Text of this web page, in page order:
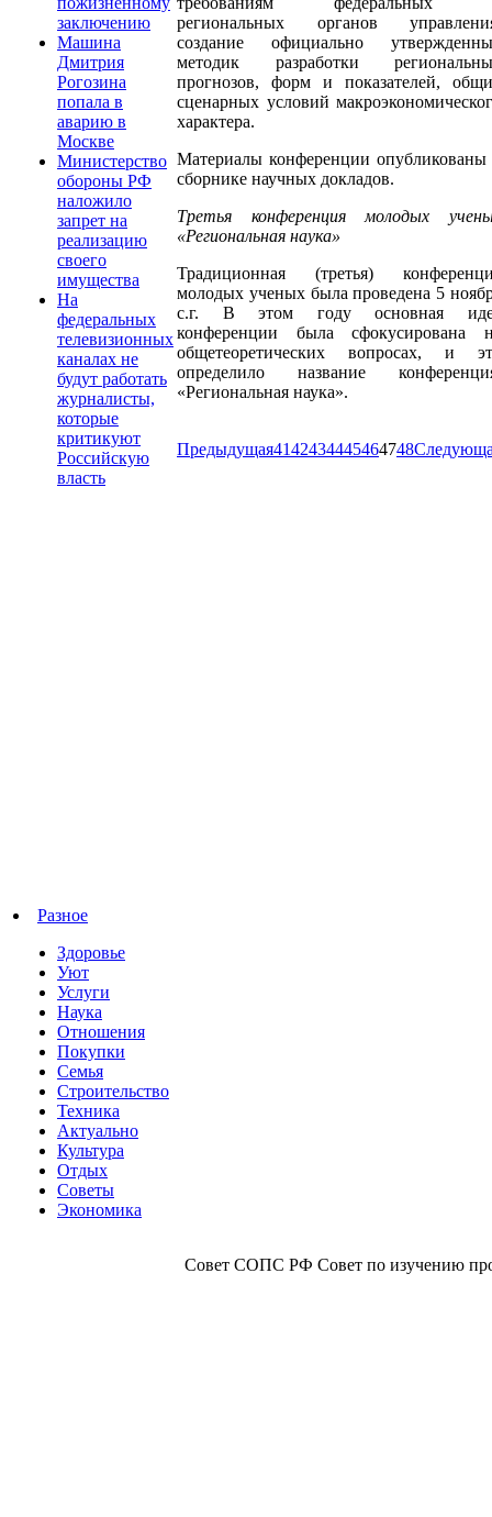
заключению
Машина
Дмитрия
Рогозина
попала в
аварию в
Москве
Министерство
обороны РФ
наложило
запрет на
реализацию
своего
имущества
На
федеральных
телевизионных
каналах не
будут работать
журналисты,
которые
критикуют
Российскую
власть
региональных органов
создание официально
методик разработки
прогнозов, форм и показателей,
сценарных условий
характера.
Материалы конференции опубликованы
сборнике научных докладов.
Третья конференция молодых
«Региональная наука»
Традиционная (третья)
молодых ученых была проведена 5
с.г. В этом году основная
конференции была сфокусирована
общетеоретических вопросах, и
определило название
«Региональная наука».
Предыдущая4142434445464748
Разное
Здоровье
Уют
Услуги
Наука
Отношения
Покупки
Семья
Строительство
Техника
Актуально
Культура
Отдых
Советы
Экономика
Совет СОПС РФ Совет по изучению